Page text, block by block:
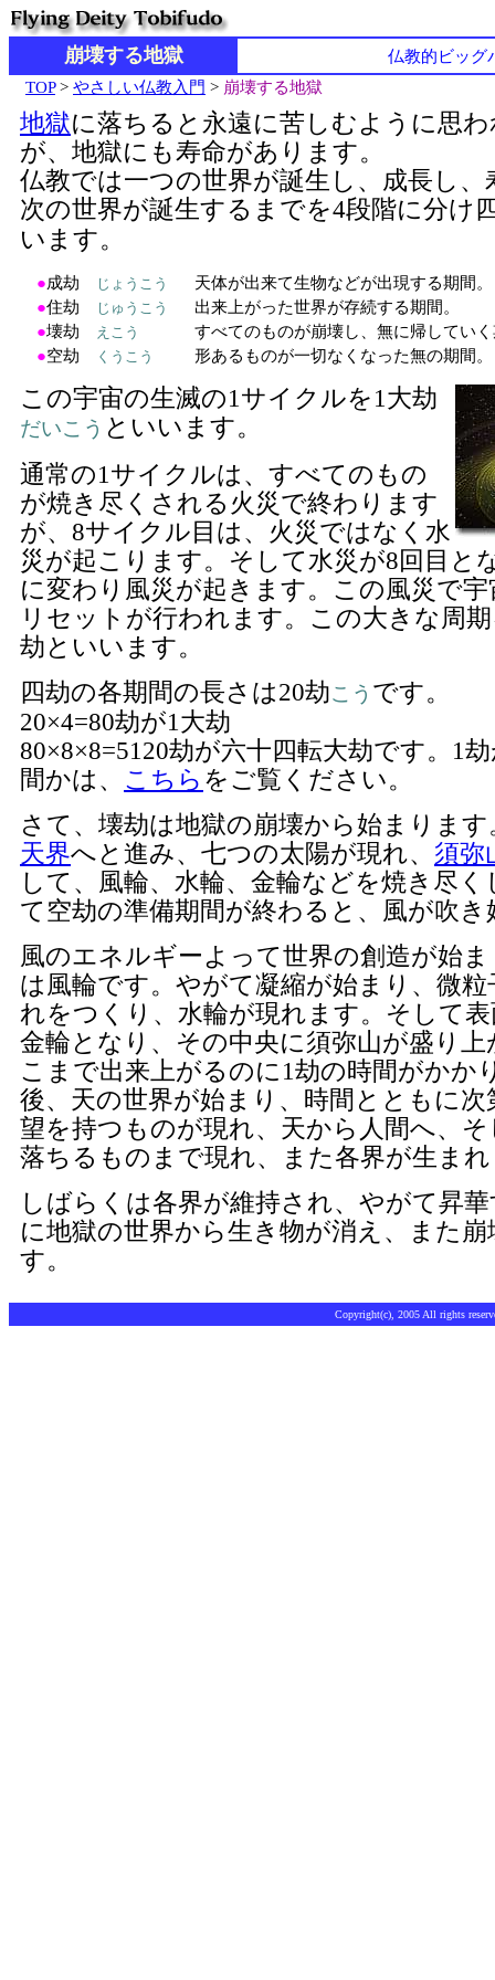
崩壊する地獄
仏教的ビッグ
TOP> やさしい仏教入門 > 崩壊する地獄
地獄に落ちると永遠に苦しむように思
が、地獄にも寿命があります。
仏教では一つの世界が誕生し、成長し、
次の世界が誕生するまでを4段階に分け
います。
●成劫 じょうこう
天体が出来て生物などが出現する期間。
●住劫 じゅうこう
出来上がった世界が存続する期間。
●壊劫 えこう
すべてのものが崩壊し、無に帰してい
●空劫 くうこう 形あるものが一切なくなった無の期間。
この宇宙の生滅の1サイクルを1大劫
だいこう といいます。
通常の1サイクルは、すべてのもの
が焼き尽くされる火災で終わります
が、8サイクル目は、火災ではなく水
災が起こります。そして水災が8回目と
に変わり風災が起きます。この風災で
リセットが行われます。この大きな周
劫といいます。
四劫の各期間の長さは20劫こう です。
20×4=80劫が1大劫
80×8×8=5120劫が六十四転大劫です。1
間かは、 こちら をご覧ください。
さて、壊劫は地獄の崩壊から始まりま
天界へと進み、七つの太陽が現れ、 須弥
して、風輪、水輪、金輪などを焼き尽
て空劫の準備期間が終わると、風が吹き
風のエネルギーよって世界の創造が始
は風輪です。やがて凝縮が始まり、微
れをつくり、水輪が現れます。そして
金輪となり、その中央に須弥山が盛り
こまで出来上がるのに1劫の時間がかか
後、天の世界が始まり、時間とともに次
望を持つものが現れ、天から人間へ、
落ちるものまで現れ、また各界が生ま
しばらくは各界が維持され、やがて昇
に地獄の世界から生き物が消え、また
す。
Copyright(c), 2005 All rights